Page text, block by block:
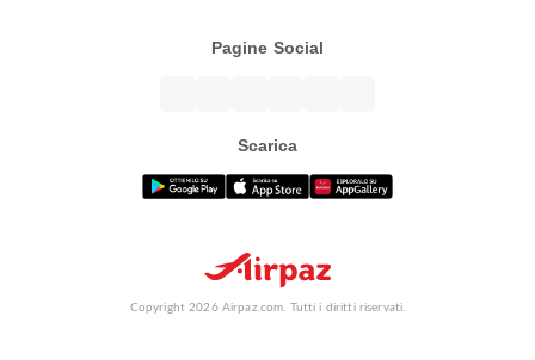
Pagine Social
Scarica
Copyright 2026 Airpaz.com. Tutti i diritti riservati.